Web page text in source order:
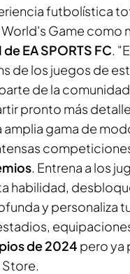
futbolística
Game como
EA SPORTS FC.
de los juegos de
de la
pronto más
amplia gama de
. Entrena a los
habilidad,
y personaliza
de 2024 pero ya